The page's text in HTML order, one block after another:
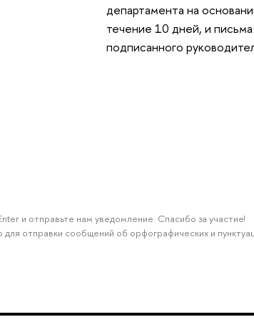
департамента на
течение 10 дней, и
подписанного
и отправьте нам уведомление. Спасибо за участие!
отправки сообщений об орфографических и